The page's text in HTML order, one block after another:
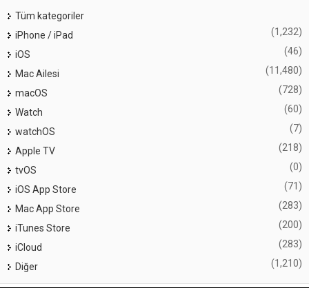
Tüm kategoriler
iPhone / iPad
(1,232)
iOS (46)
Mac Ailesi (11,480)
macOS (728)
Watch (60)
watchOS (7)
Apple TV (218)
tvOS (0)
iOS App Store (71)
Mac App Store (283)
iTunes Store (200)
iCloud (283)
Diğer (1,210)